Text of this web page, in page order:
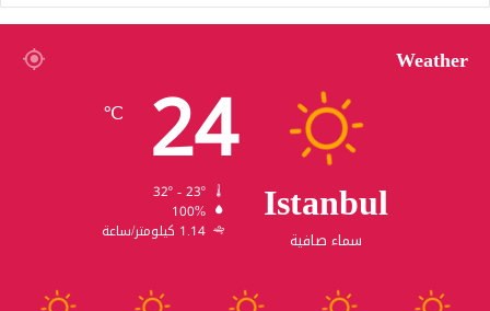
Weather
Istanbul
سماء صافية
24
℃
100%
1.14 كيلومتر/ساعة